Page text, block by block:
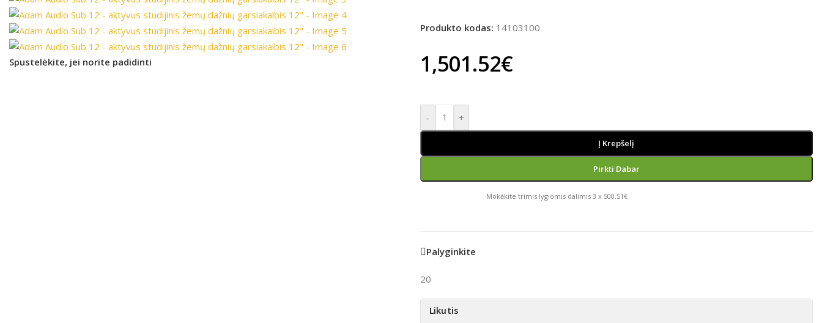
Spustelėkite, jei norite padidinti
Produkto kodas: 14103100
1,501.52€
- +
Į Krepšelį
Pirkti Dabar
Mokėkite trimis lygiomis dalimis 3 x 500.51€
Palyginkite
20
Likutis